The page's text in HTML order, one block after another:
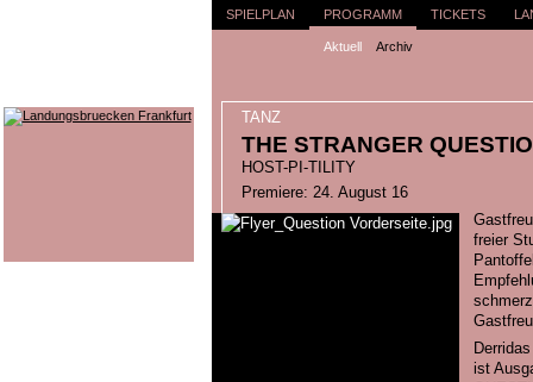
SPIELPLAN PROGRAMM
Aktuell Archiv
TICKETS
TANZ
THE STRANGER
HOST-PI-TILITY
Premiere: 24. August 16
freier
ist